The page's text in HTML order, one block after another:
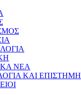
ΝΕΑ
ΚΑΙ ΕΠΙΣΤΗΜΗ